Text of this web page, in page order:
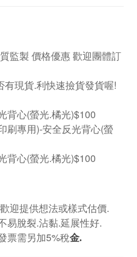
監製 價格優惠 歡迎團體訂
現貨.利快速撿貨發貨喔!
背心(螢光.橘光)$100
刷專用)-安全反光背心(螢
背心(螢光.橘光)$100
迎提供想法或樣式估價.
易脫裂.沾黏.延展性好.
票需另加5%稅金.